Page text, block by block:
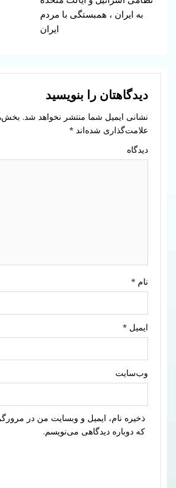
به ایران ، همبستگی با مردم
ایران
دیدگاهتان را بنویسید
نشانی ایمیل شما منتشر نخواهد شد.
علامت‌گذاری شده‌اند *
دیدگاه
نام *
ایمیل *
وب‌سایت
ذخیره نام، ایمیل و وبسایت من در
که دوباره دیدگاهی می‌نویسم.